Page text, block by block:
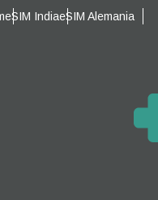
eSIM IndiaeSIM Alemania